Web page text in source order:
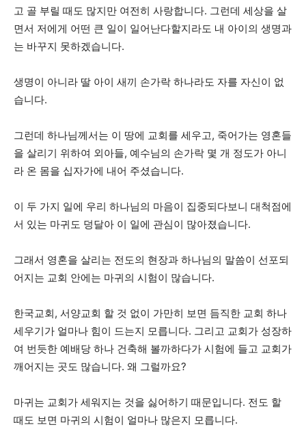
고 골 부릴 때도 많지만 여전히 사랑합니다. 그런데 세상을 살
면서 저에게 어떤 큰 일이 일어난다할지라도 내 아이의 생명과
는 바꾸지 못하겠습니다.
생명이 아니라 딸 아이 새끼 손가락 하나라도 자를 자신이 없
습니다.
그런데 하나님께서는 이 땅에 교회를 세우고, 죽어가는 영혼들
을 살리기 위하여 외아들, 예수님의 손가락 몇 개 정도가 아니
라 온 몸을 십자가에 내어 주셨습니다.
이 두 가지 일에 우리 하나님의 마음이 집중되다보니 대척점에
서 있는 마귀도 덩달아 이 일에 관심이 많아졌습니다.
그래서 영혼을 살리는 전도의 현장과 하나님의 말씀이 선포되
어지는 교회 안에는 마귀의 시험이 많습니다.
한국교회, 서양교회 할 것 없이 가만히 보면 듬직한 교회 하나
세우기가 얼마나 힘이 드는지 모릅니다. 그리고 교회가 성장하
여 번듯한 예배당 하나 건축해 볼까하다가 시험에 들고 교회가
깨어지는 곳도 많습니다. 왜 그럴까요?
마귀는 교회가 세워지는 것을 싫어하기 때문입니다. 전도 할
때도 보면 마귀의 시험이 얼마나 많은지 모릅니다.